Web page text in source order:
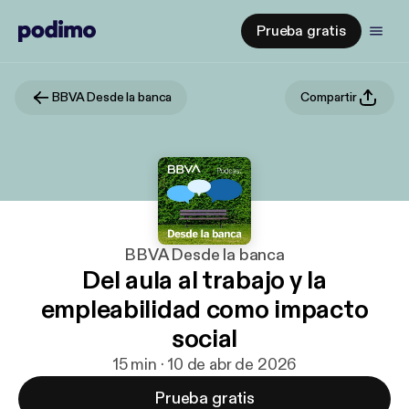
Prueba gratis
BBVA Desde la banca Compartir
BBVA Desde la banca
Del aula al trabajo y la
empleabilidad como impacto
social
15 min · 10 de abr de 2026
Prueba gratis